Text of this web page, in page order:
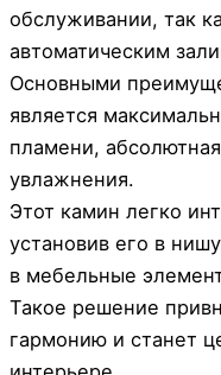
обслуживании, так
автоматическим
Основными
является
пламени,
увлажнения.
Этот камин легко
установив его в
в мебельные
Такое решение
гармонию и станет